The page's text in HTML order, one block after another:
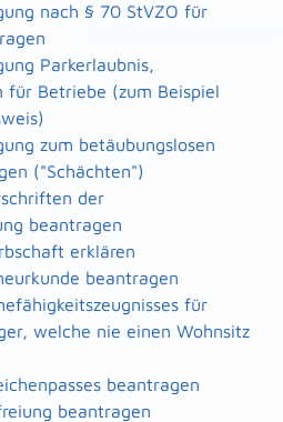
nach § 70 StVZO für
Parkerlaubnis,
für Betriebe (zum Beispiel
zum betäubungslosen
("Schächten")
der
beantragen
erklären
beantragen
für
welche nie einen Wohnsitz
beantragen
beantragen